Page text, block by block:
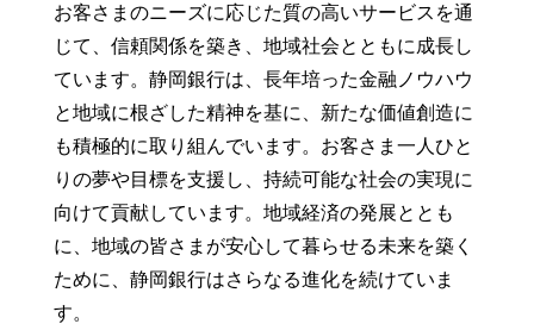
お客さまのニーズに応じた質の高いサービスを通
じて、信頼関係を築き、地域社会とともに成長し
ています。静岡銀行は、長年培った金融ノウハウ
と地域に根ざした精神を基に、新たな価値創造に
も積極的に取り組んでいます。お客さま一人ひと
りの夢や目標を支援し、持続可能な社会の実現に
向けて貢献しています。地域経済の発展ととも
に、地域の皆さまが安心して暮らせる未来を築く
ために、静岡銀行はさらなる進化を続けていま
す。